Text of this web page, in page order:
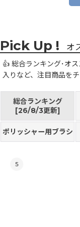
オ
👍 総合ランキング･オ
入りなど、注目商品をチ
総合ランキング
[26/8/3更新]
ポリッシャー用ブラシ
5